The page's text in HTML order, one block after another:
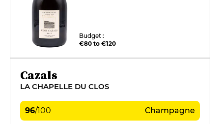
Budget :
€80 to €120
Cazals
LA CHAPELLE DU CLOS
96/100 Champagne